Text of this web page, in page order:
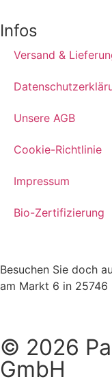
Infos
Versand &
Unsere AGB
Cookie-Richtlinie
Impressum
Bio-Zertifizierung
Besuchen Sie doch
am Markt 6 in 25746
© 2026
GmbH